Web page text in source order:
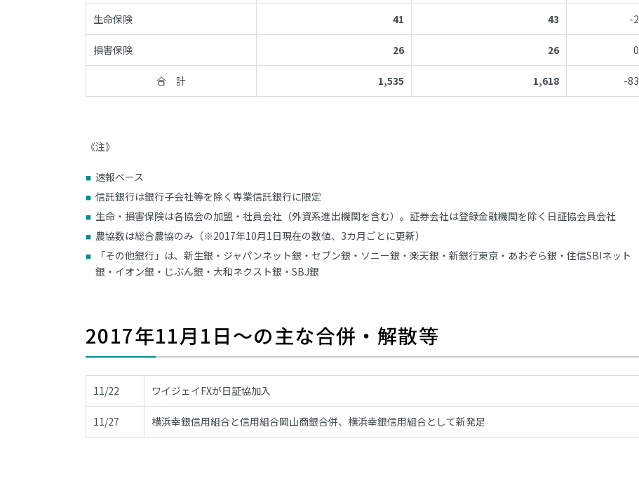
生命保険 41 43 -2
損害保険 26 26 0
合 計 1,535 1,618 -83
《注》
速報ベース
信託銀行は銀行子会社等を除く専業信託銀行に限定
生命・損害保険は各協会の加盟・社員会社（外資系進出機関を含む）。証券会社は登録金融機関を除く日証協会員会社
農協数は総合農協のみ（※2017年10月1日現在の数値、3カ月ごとに更新）
「その他銀行」は、新生銀・ジャパンネット銀・セブン銀・ソニー銀・楽天銀・新銀行東京・あおぞら銀・住信SBIネット
銀・イオン銀・じぶん銀・大和ネクスト銀・SBJ銀
2017年11月1日～の主な合併・解散等
11/22 ワイジェイFXが日証協加入
11/27 横浜幸銀信用組合と信用組合岡山商銀合併、横浜幸銀信用組合として新発足